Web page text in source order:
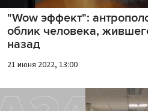
"Wow эффект":
облик человека,
назад
21 июня 2022, 13:00